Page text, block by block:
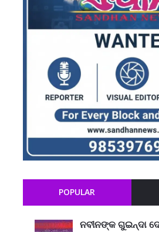
POPULAR
ନବୀନଙ୍କ ଗୁଇନ୍ଦା